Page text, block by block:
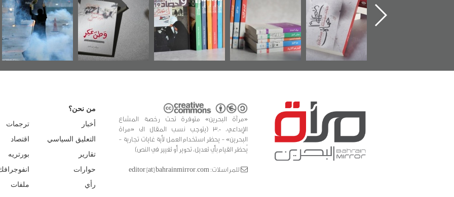
اعتصام الدراز
وأحداث ساحة
الفداء لمركز أوال
للدراسات والتوثيق
يقدمه «مركز أوال»
كتب
الساحات 2019
عسكري تصدر عن
«مرآة البحرين»
«مرآة البحرين» متوفرة تحت رخصة المشاع
الإبداعي، 3.0 (يتوجب نسب المقال الى «مراة
البحرين» - يحظر استخدام العمل لأية غايات تجارية -
يُحظر القيام بأي تعديل، تحوير أو تغيير في النص)
للمراسلات: editor [at] bahrainmirror.com
من نحن؟
أخبار
التعليق السياسي
تقارير
حوارات
رأي
ترجمات
اقتصاد
بورتريه
ملفات